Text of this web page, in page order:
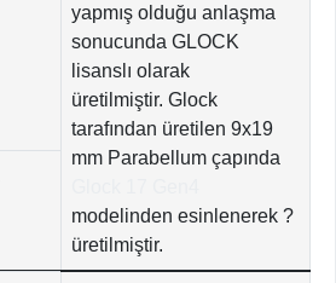
yapmış olduğu anlaşma
sonucunda GLOCK
lisanslı olarak
üretilmiştir. Glock
tarafından üretilen 9x19
mm Parabellum çapında
modelinden esinlenerek ?
üretilmiştir.